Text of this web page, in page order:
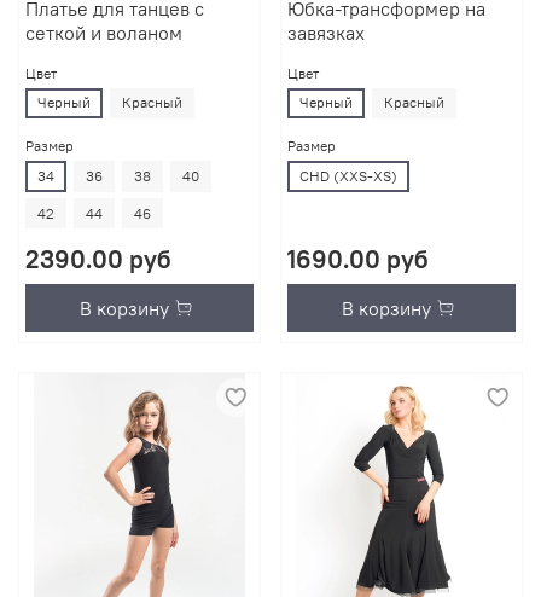
Платье для танцев с
сеткой и воланом
Цвет
Черный
Красный
Размер
34
36 38 40
42 44 46
2390.00 руб
В корзину
Юбка-трансформер на
завязках
Цвет
Черный
Красный
Размер
CHD (XXS-XS)
1690.00 руб
В корзину